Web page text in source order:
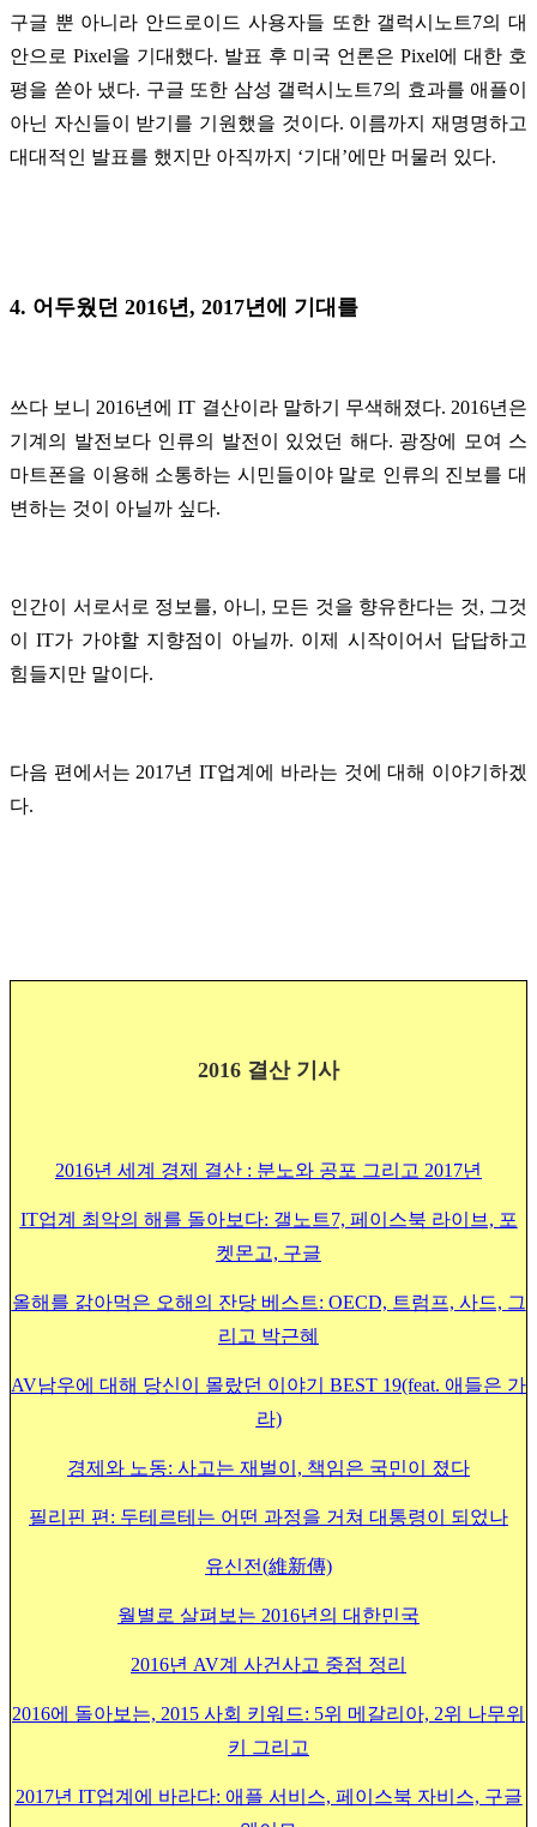
구글 뿐 아니라 안드로이드 사용자들 또한 갤럭시노트7의 대
안으로 Pixel을 기대했다. 발표 후 미국 언론은 Pixel에 대한 호
평을 쏟아 냈다. 구글 또한 삼성 갤럭시노트7의 효과를 애플이
아닌 자신들이 받기를 기원했을 것이다. 이름까지 재명명하고
대대적인 발표를 했지만 아직까지 ‘기대’에만 머물러 있다.
4. 어두웠던 2016년, 2017년에 기대를
쓰다 보니 2016년에 IT 결산이라 말하기 무색해졌다. 2016년은
기계의 발전보다 인류의 발전이 있었던 해다. 광장에 모여 스
마트폰을 이용해 소통하는 시민들이야 말로 인류의 진보를 대
변하는 것이 아닐까 싶다.
인간이 서로서로 정보를, 아니, 모든 것을 향유한다는 것, 그것
이 IT가 가야할 지향점이 아닐까. 이제 시작이어서 답답하고
힘들지만 말이다.
다음 편에서는 2017년 IT업계에 바라는 것에 대해 이야기하겠
다.
2016 결산 기사
2016년 세계 경제 결산 : 분노와 공포 그리고 2017년
IT업계 최악의 해를 돌아보다: 갤노트7, 페이스북 라이브, 포
켓몬고, 구글
올해를 갉아먹은 오해의 잔당 베스트: OECD, 트럼프, 사드, 그
리고 박근혜
AV남우에 대해 당신이 몰랐던 이야기 BEST 19(feat. 애들은 가
라)
경제와 노동: 사고는 재벌이, 책임은 국민이 졌다
필리핀 편: 두테르테는 어떤 과정을 거쳐 대통령이 되었나
유신전(維新傳)
월별로 살펴보는 2016년의 대한민국
2016년 AV계 사건사고 중점 정리
2016에 돌아보는, 2015 사회 키워드: 5위 메갈리아, 2위 나무위
키 그리고
2017년 IT업계에 바라다: 애플 서비스, 페이스북 자비스, 구글